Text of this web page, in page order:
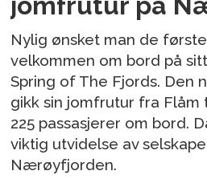
Nylig ønsket man de
velkommen om bord på
Spring of The Fjords. Den
gikk sin jomfrutur fra Flåm
225 passasjerer om bord.
viktig utvidelse av
Nærøyfjorden.